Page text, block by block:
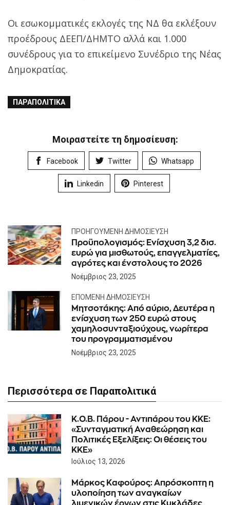
Οι εσωκομματικές εκλογές της ΝΔ θα εκλέξουν
προέδρους ΔΕΕΠ/ΔΗΜΤΟ αλλά και 1.000
συνέδρους για το επικείμενο Συνέδριο της Νέας
Δημοκρατίας.
ΠΑΡΑΠΟΛΙΤΙΚΆ
Μοιραστείτε τη δημοσίευση:
Facebook Twitter Whatsapp
Linkedin Pinterest
ΠΡΟΗΓΟΎΜΕΝΗ ΔΗΜΟΣΊΕΥΣΗ
Προϋπολογισμός: Ενίσχυση 3,2 δισ.
ευρώ για μισθωτούς, επαγγελματίες,
αγρότες και ένστολους το 2026
Νοέμβριος 23, 2025
ΕΠΌΜΕΝΗ ΔΗΜΟΣΊΕΥΣΗ
Μητσοτάκης: Από αύριο, Δευτέρα η
ενίσχυση των 250 ευρώ στους
χαμηλοσυνταξιούχους, νωρίτερα
του προγραμματισμένου
Νοέμβριος 23, 2025
Περισσότερα σε Παραπολιτικά
Κ.Ο.Β. Πάρου - Αντιπάρου του ΚΚΕ:
«Συνταγματική Αναθεώρηση και
Πολιτικές Εξελίξεις: Οι θέσεις του
ΚΚΕ»
Ιούλιος 13, 2026
Μάρκος Καφούρος: Απρόσκοπτη η
υλοποίηση των αναγκαίων
λιμενικών έργων στις Κυκλάδες